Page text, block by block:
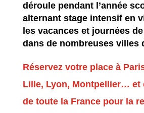
déroule pendant l’année
alternant stage intensif en
les vacances et journées
dans de nombreuses villes
Réservez votre place à
Lille, Lyon, Montpellier… et
de toute la France pour la